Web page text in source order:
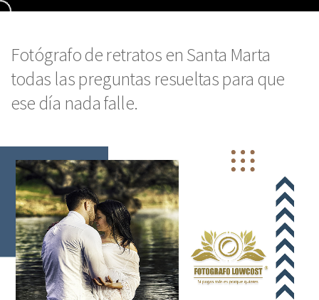
Fotógrafo de retratos en Santa Marta
todas las preguntas resueltas para que
ese día nada falle.